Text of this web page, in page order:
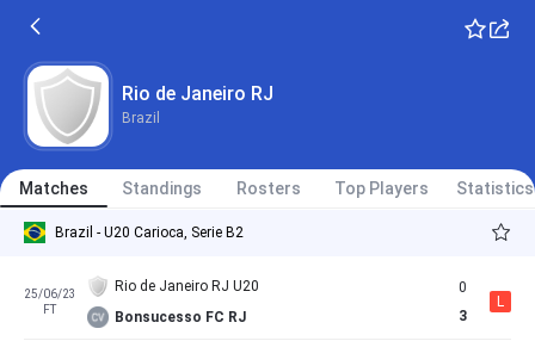
Rio de Janeiro RJ
Brazil
Matches Standings Rosters Top Players Statistics
Brazil - U20 Carioca, Serie B2
25/06/23
FT
Rio de Janeiro RJ U20
Bonsucesso FC RJ
0
3
L